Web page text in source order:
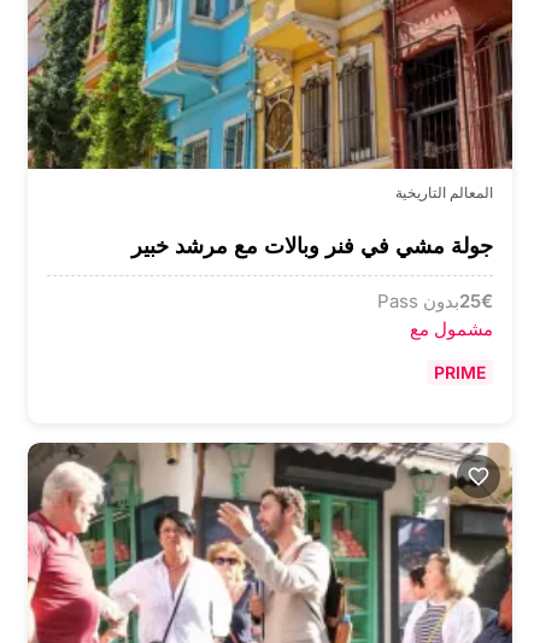
المعالم التاريخية
جولة مشي في فنر وبالات مع مرشد خبير
€
25بدون Pass
مشمول مع
PRIME